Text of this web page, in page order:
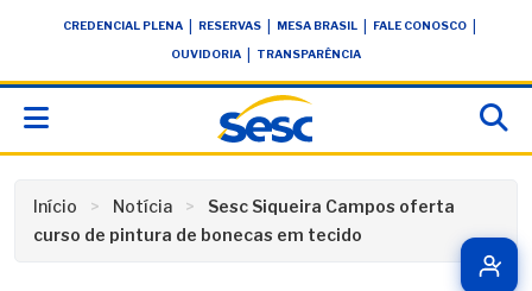
conteúdoCREDENCIAL PLENA RESERVAS MESA BRASIL FALE CONOSCO
OUVIDORIA TRANSPARÊNCIA
Início Notícia
Sesc Siqueira Campos oferta
curso de pintura de bonecas em tecido